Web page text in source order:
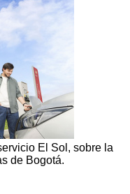
El Sol, sobre la
de Bogotá.